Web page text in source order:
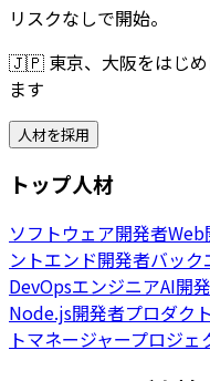
リスクなしで開始。
🇯🇵 東京、大阪をはじ
ます
人材を採用
トップ人材
ソフトウェア開発者Web
ントエンド開発者バック
DevOpsエンジニアAI開
Node.js開発者プロダク
トマネージャープロジェ